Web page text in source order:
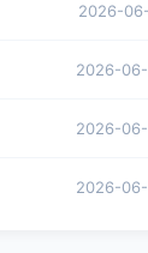
2026-
2026-
2026-
2026-